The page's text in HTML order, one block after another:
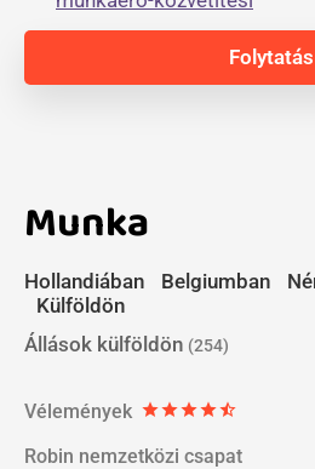
Munka
Hollandiában Belgiumban
Külföldön
Állások külföldön (254)
Vélemények starstarstarstarstar_half
Robin nemzetközi csapat